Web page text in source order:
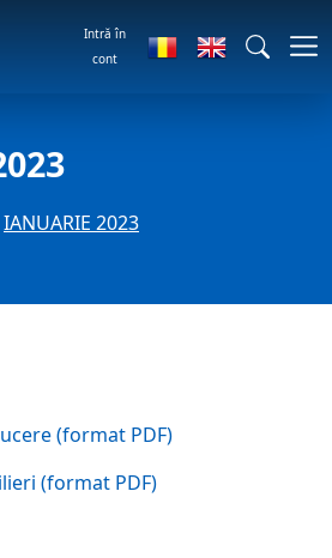
Intră în
cont
IANUARIE 2023
(format PDF)
(format PDF)